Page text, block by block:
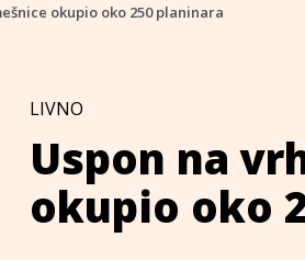
okupio oko 250 planinara
LIVNO
Uspon na
okupio oko